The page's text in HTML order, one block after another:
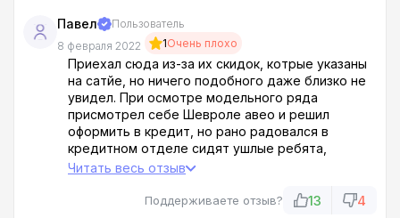
Павел
Пользователь
8 февраля 2022
1Очень плохо
Приехал сюда из-за их скидок, котрые указаны
на сатйе, но ничего подобного даже близко не
увидел. При осмотре модельного ряда
присмотрел себе Шевроле авео и решил
оформить в кредит, но рано радовался в
кредитном отделе сидят ушлые ребята,
которые вместо 14% оформляют под 21%.
рвение угодить им. Не стал разбираться
Читать весь отзыв
Поддерживаете отзыв? 13 4